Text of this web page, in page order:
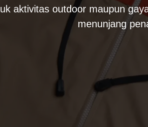
aktivitas outdoor maupun
menunjang